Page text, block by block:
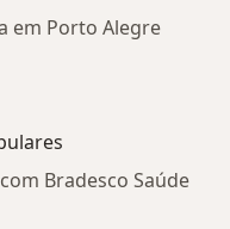
em Porto Alegre
Bradesco Saúde